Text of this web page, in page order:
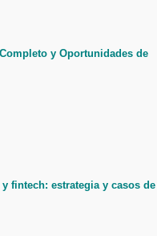
y Oportunidades de
fintech: estrategia y casos de